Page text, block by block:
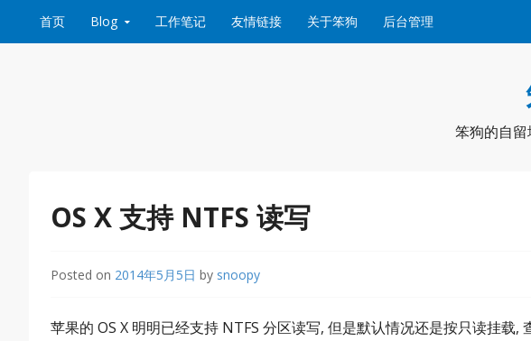
首页 Blog 工作笔记 友情链接 关于笨狗 后台管理
笨狗的自
OS X 支持 NTFS 读写
Posted on 2014年5月5日 by snoopy
苹果的 OS X 明明已经支持 NTFS 分区读写, 但是默认情况还是按只读挂载,